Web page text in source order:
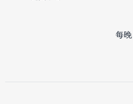
每晚